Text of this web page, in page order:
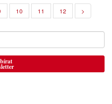
10 11 12 >